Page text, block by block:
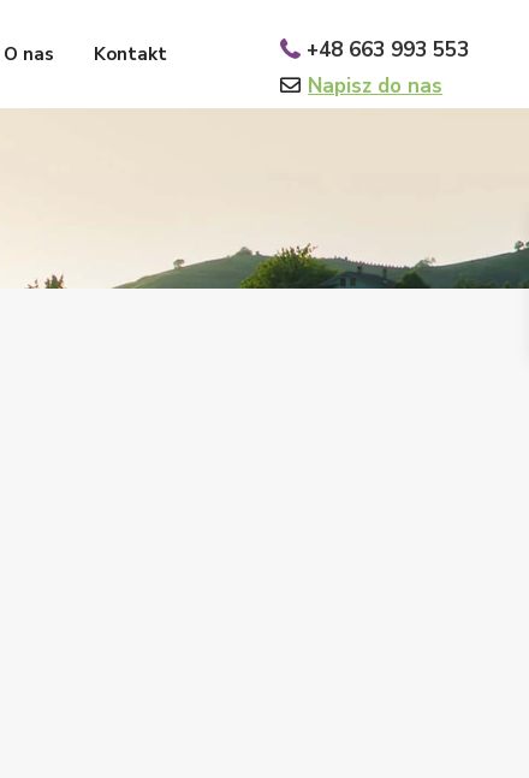
+48 663 993 553
Napisz do nas
O nas Kontakt